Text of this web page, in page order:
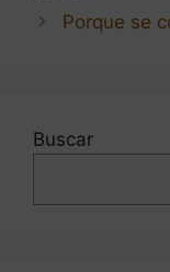
entradas
Porque se
Buscar